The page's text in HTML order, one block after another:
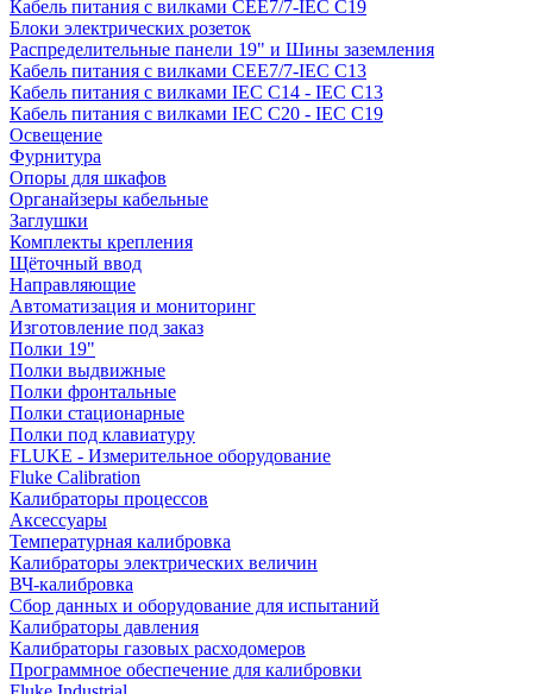
Кабель питания с вилками CEE7/7-IEC C19
Блоки электрических розеток
Распределительные панели 19" и Шины заземления
Кабель питания с вилками CEE7/7-IEC C13
Кабель питания с вилками IEC C14 - IEC C13
Кабель питания с вилками IEC C20 - IEC C19
Освещение
Фурнитура
Опоры для шкафов
Органайзеры кабельные
Заглушки
Комплекты крепления
Щёточный ввод
Направляющие
Автоматизация и мониторинг
Изготовление под заказ
Полки 19"
Полки выдвижные
Полки фронтальные
Полки стационарные
Полки под клавиатуру
FLUKE - Измерительное оборудование
Fluke Calibration
Калибраторы процессов
Аксессуары
Температурная калибровка
Калибраторы электрических величин
ВЧ-калибровка
Сбор данных и оборудование для испытаний
Калибраторы давления
Калибраторы газовых расходомеров
Программное обеспечение для калибровки